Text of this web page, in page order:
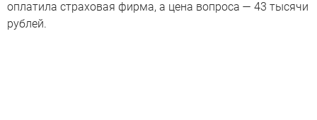
оплатила страховая фирма, а цена вопроса — 43 тысячи
рублей.